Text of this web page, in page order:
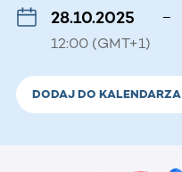
28.10.2025
12:00 (GMT+1)
–
DODAJ DO KALENDARZA